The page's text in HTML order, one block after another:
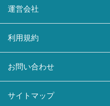
運営会社
利用規約
お問い合わせ
サイトマップ